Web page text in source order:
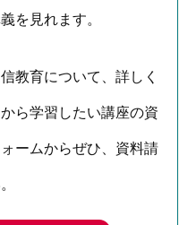
を見れます。
教育について、詳しく
ら学習したい講座の資
ームからぜひ、資料請